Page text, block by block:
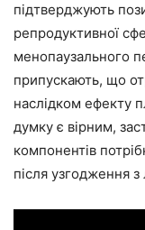
підтверджують
репродуктивної
менопаузального
припускають, що
наслідком ефекту
думку є вірним,
компонентів
після узгодження з